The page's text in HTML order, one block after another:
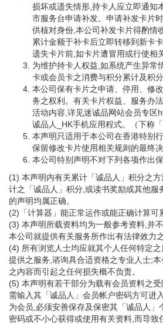
损坏或遗失情形,持卡人应立即通知
市服务台申请补发。申请补发卡片
供核对身份,本公司补发卡片得酌情
累计金额于补卡后立即转移到新卡
遗失卡片前,如卡片遭冒用或行使相
为维护持卡人权益,如系统产生异常
卡或会员卡之消费与积分累计及积分
本公司保有卡片之申请、停用、修
务之权利。有关卡片权益、服务办
活动内容,详见迷诚品网站会员专区
诚品人_HK手机应用程式。（下称「
本声明只适用于本公司在香港特别
保留修改卡片使用相关规则的最终
本公司特别声明不对下列各项作出
(1) 本声明内有关累计「诚品人」积分之
计之「诚品人」积分,或读书奖励或其他服
的声明均属正确。
(2)「计算器」能正常运作或能正确计算可
(3) 本声明所载资料均为一般参考资料,并
本公司就提供有关服务所作出有法律效力
(4) 所有浏览人士均应就其个人任何特定
提供之服务,谘询具合适资格之专业人士;
之内容而引起之任何损失概不负责。
(5) 本声明有若干部分为载有会员资料之
需输入其「诚品人」会员帐户密码方可进
为会员,必须安善保存及保密其「诚品人」
密码或不小心获得或使用有关资料,而导致